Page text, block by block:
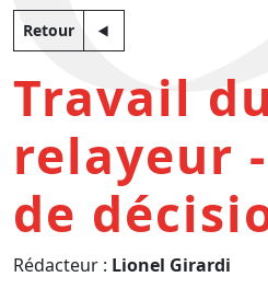
Retour
Travail du
relayeur
de
Rédacteur : Lionel Girardi